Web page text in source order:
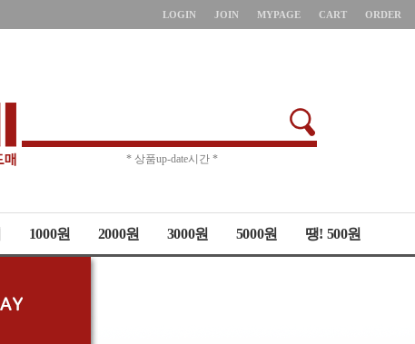
LOGIN JOIN MYPAGE CART ORDER
* 주문취소 제한 *
1000원 2000원 3000원 5000원 땡! 500원